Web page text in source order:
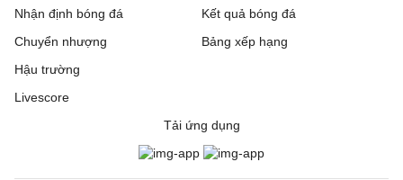
Deportivo Riestra
VĐQG Bỉ, Hôm nay - 09/08
Nhận định bóng đá
Chuyển nhượng
Hậu trường
Livescore
Kết quả bóng đá
Bảng xếp hạng
Tải ứng dụng